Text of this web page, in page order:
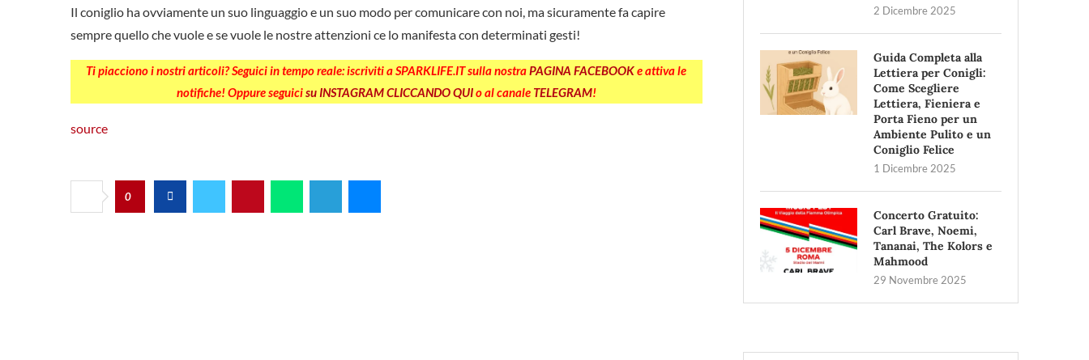
Il coniglio ha ovviamente un suo linguaggio e un suo modo per comunicare con noi, ma sicuramente fa capire
sempre quello che vuole e se vuole le nostre attenzioni ce lo manifesta con determinati gesti!
Ti piacciono i nostri articoli? Seguici in tempo reale: iscriviti a SPARKLIFE.IT sulla nostraPAGINA FACEBOOKe attiva le
notifiche! Oppure seguicisu INSTAGRAM CLICCANDO QUIo al canale TELEGRAM!
source
0
2 Dicembre 2025
Guida Completa alla
Lettiera per Conigli:
Come Scegliere
Lettiera, Fieniera e
Porta Fieno per un
Ambiente Pulito e un
Coniglio Felice
1 Dicembre 2025
Concerto Gratuito:
Carl Brave, Noemi,
Tananai, The Kolors e
Mahmood
29 Novembre 2025